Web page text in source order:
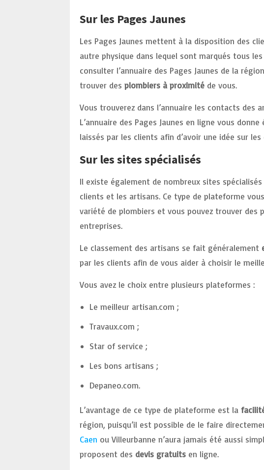
Sur les Pages Jaunes
Les Pages Jaunes mettent à la disposition des
autre physique dans lequel sont marqués tous
consulter l’annuaire des Pages Jaunes de la
trouver des plombiers à proximité de vous.
Vous trouverez dans l’annuaire les contacts des
L’annuaire des Pages Jaunes en ligne vous
laissés par les clients afin d’avoir une idée sur
Sur les sites spécialisés
Il existe également de nombreux sites spécialisés
clients et les artisans. Ce type de plateforme
variété de plombiers et vous pouvez trouver des
entreprises.
Le classement des artisans se fait généralement
par les clients afin de vous aider à choisir le
Vous avez le choix entre plusieurs plateformes :
Le meilleur artisan.com ;
Travaux.com ;
Star of service ;
Les bons artisans ;
Depaneo.com.
L’avantage de ce type de plateforme est la
région, puisqu’il est possible de le faire
Caen ou Villeurbanne n’aura jamais été aussi
proposent des devis gratuits en ligne.